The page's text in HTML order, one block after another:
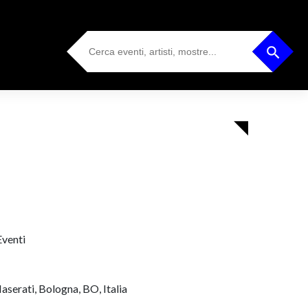
Search
for:
Search Button
Bologna, BO, Italia